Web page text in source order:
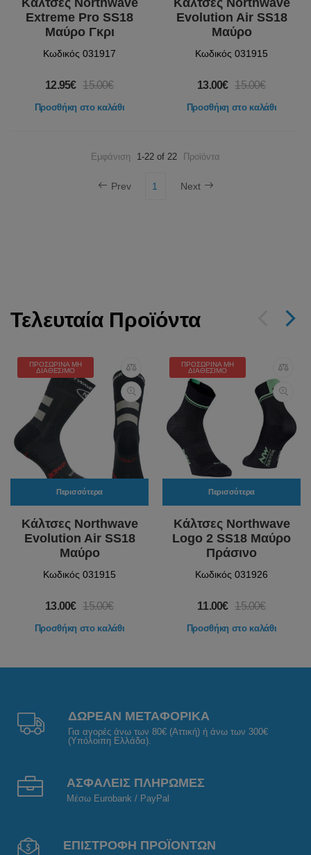
Extreme Pro SS18
Μαύρο Γκρι
Κωδικός 031917
12.95€ 15.00€
Προσθήκη στο καλάθι
Evolution Air SS18
Μαύρο
Κωδικός 031915
13.00€ 15.00€
Προσθήκη στο καλάθι
Εμφάνιση 1-22 of 22 Προϊόντα
Prev 1 Next
Τελευταία Προϊόντα
ΠΡΟΣΩΡΙΝΆ ΜΗ
ΔΙΑΘΈΣΙΜΟ
Περισσότερα
Κάλτσες Northwave
Evolution Air SS18
Μαύρο
Κωδικός 031915
13.00€ 15.00€
Προσθήκη στο καλάθι
ΠΡΟΣΩΡΙΝΆ ΜΗ
ΔΙΑΘΈΣΙΜΟ
Περισσότερα
Κάλτσες Northwave
Logo 2 SS18 Μαύρο
Πράσινο
Κωδικός 031926
11.00€ 15.00€
Προσθήκη στο καλάθι
ΔΩΡΕΑΝ ΜΕΤΑΦΟΡΙΚΑ
Για αγορές άνω των 80€ (Αττική) ή άνω των 300€
(Υπόλοιπη Ελλάδα).
ΑΣΦΑΛΕΙΣ ΠΛΗΡΩΜΕΣ
Μέσω Eurobank / PayPal
ΕΠΙΣΤΡΟΦΗ ΠΡΟΪΟΝΤΩΝ